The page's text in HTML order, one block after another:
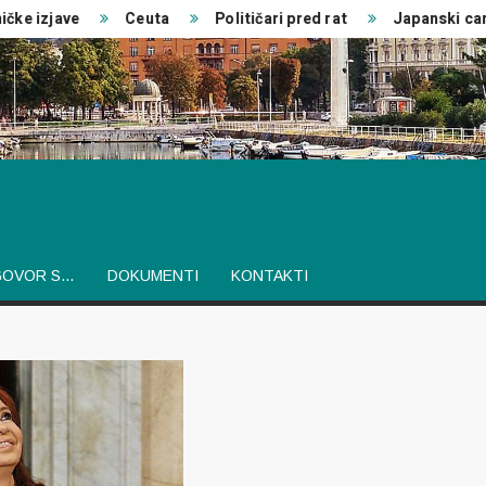
izjave Ceuta Političari pred rat Japanski car
S… DOKUMENTI KONTAKTI